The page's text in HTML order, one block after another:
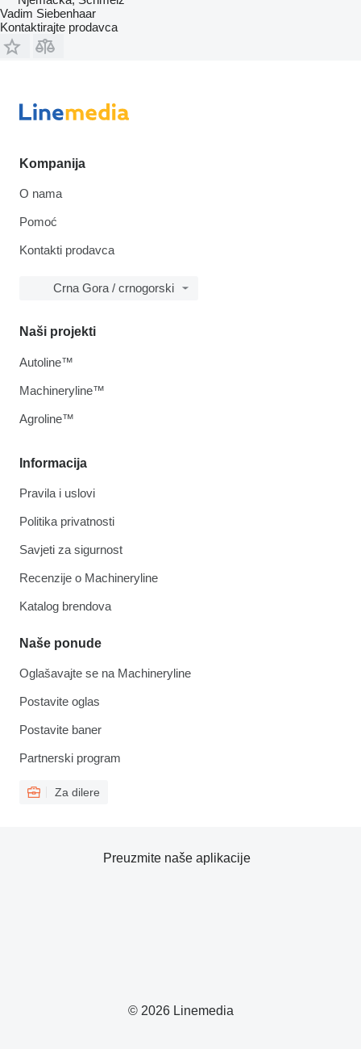
Vadim Siebenhaar
Kontaktirajte prodavca
Kompanija
O nama
Pomoć
Kontakti prodavca
Crna Gora / crnogorski
Informacija
Pravila i uslovi
Politika privatnosti
Savjeti za sigurnost
Recenzije o Machineryline
Katalog brendova
Naše ponude
Oglašavajte se na Machineryline
Postavite oglas
Postavite baner
Partnerski program
Za dilere
Naši projekti
Autoline™
Machineryline™
Agroline™
© 2026 Linemedia
Preuzmite naše aplikacije